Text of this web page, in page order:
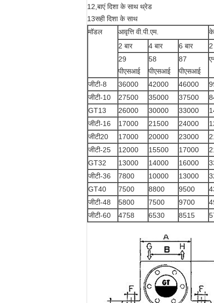
12,बाएं दिशा के साथ थ्रेड
13सही दिशा के साथ
मॉडल
आवृत्ति वी.पी.एम.
2 बार
4 बार 6 बार 2
29
पीएसआई
58
पीएसआई
87
पीएसआई
जीटी-8 36000 42000 46000
जीटी-10
27500 35000 37500
GT13
26000 30000 33000
जीटी-16
17000 21500 24000
जीटी20
17000 20000 23000
जीटी-25
12000 15500 17000
GT32
13000 14000 16000
जीटी-36
7800 10000 13000
GT40
7500 8800 9500
जीटी-48
5800 7500 9700
जीटी-60
4758 6530 8515